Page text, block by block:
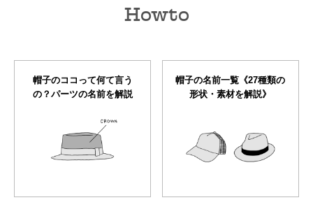
Howto
帽子のココって何て言う
の？パーツの名前を解説
帽子の名前一覧《27種類の
形状・素材を解説》